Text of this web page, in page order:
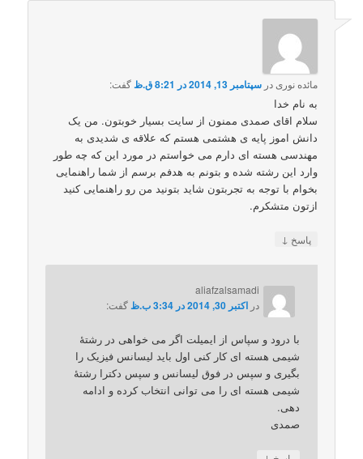
مائده نوری درسپتامبر 13, 2014 در 8:21 ق.ظ گفت:
به نام خدا
سلام اقای صمدی ممنون از سایت بسیار خوبتون. من یک
دانش اموز پایه ی هشتمی هستم که علاقه ی شدیدی به
مهندسی هسته ای دارم می خواستم در مورد این که چه طور
وارد این رشته شده و بتونم به هدفم برسم از شما راهنمایی
بخوام با توجه به تجربتون شاید بتونید من رو راهنمایی کنید
ازتون متشکرم.
پاسخ ↓
aliafzalsamadi
دراکتبر 30, 2014 در 3:34 ب.ظ گفت:
با درود و سپاس از ایمیلت اگر می خواهی در رشتۀ
شیمی هسته ای کار کنی اول باید لیسانس فیزیک را
بگیری و سپس در فوق لیسانس و سپس دکترا رشتۀ
شیمی هسته ای را می توانی انتخاب کرده و ادامه
دهی.
صمدی